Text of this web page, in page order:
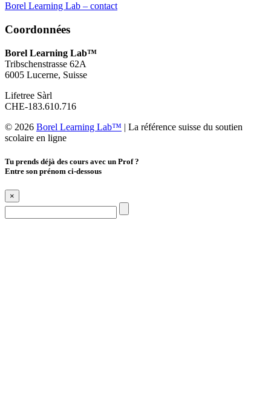
Borel Learning Lab – contact
Coordonnées
Borel Learning Lab™
Tribschenstrasse 62A
6005 Lucerne, Suisse
Lifetree Sàrl
CHE-183.610.716
© 2026 Borel Learning Lab™ | La référence suisse du soutien
scolaire en ligne
Tu prends déjà des cours avec un Prof ?
Entre son prénom ci-dessous
×